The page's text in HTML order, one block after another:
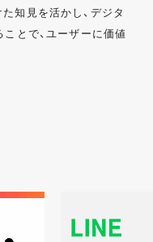
知見を活かし、デジタ
ことで、ユーザーに価値